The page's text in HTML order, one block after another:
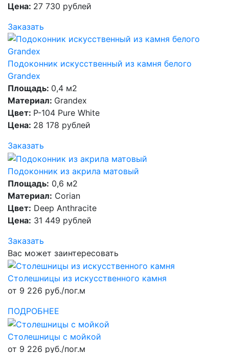
Цена: 27 730 рублей
Заказать
Подоконник искусственный из камня белого
Grandex
Площадь: 0,4 м2
Материал: Grandex
Цвет: P-104 Pure White
Цена: 28 178 рублей
Заказать
Подоконник из акрила матовый
Площадь: 0,6 м2
Материал: Corian
Цвет: Deep Anthracite
Цена: 31 449 рублей
Заказать
Вас может заинтересовать
Столешницы из искусственного камня
от 9 226 руб./пог.м
ПОДРОБНЕЕ
Столешницы с мойкой
от 9 226 руб./пог.м